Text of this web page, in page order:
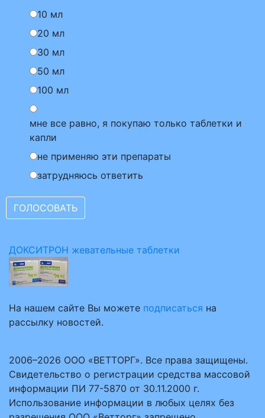
10 мл
20 мл
30 мл
50 мл
100 мл
мне все равно, я покупаю только таблетки и
капли
не применяю эти препараты
затрудняюсь ответить
ДОКСИТРОН жевательные таблетки
На нашем сайте Вы можете подписаться на
рассылку новостей.
2006–2026 ООО «ВЕТТОРГ». Все права защищены.
Свидетельство о регистрации средства массовой
информации ПИ 77-5870 от 30.11.2000 г.
Использование информации в любых целях без